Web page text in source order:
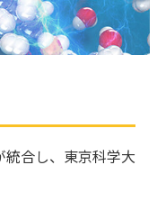
合し、東京科学大